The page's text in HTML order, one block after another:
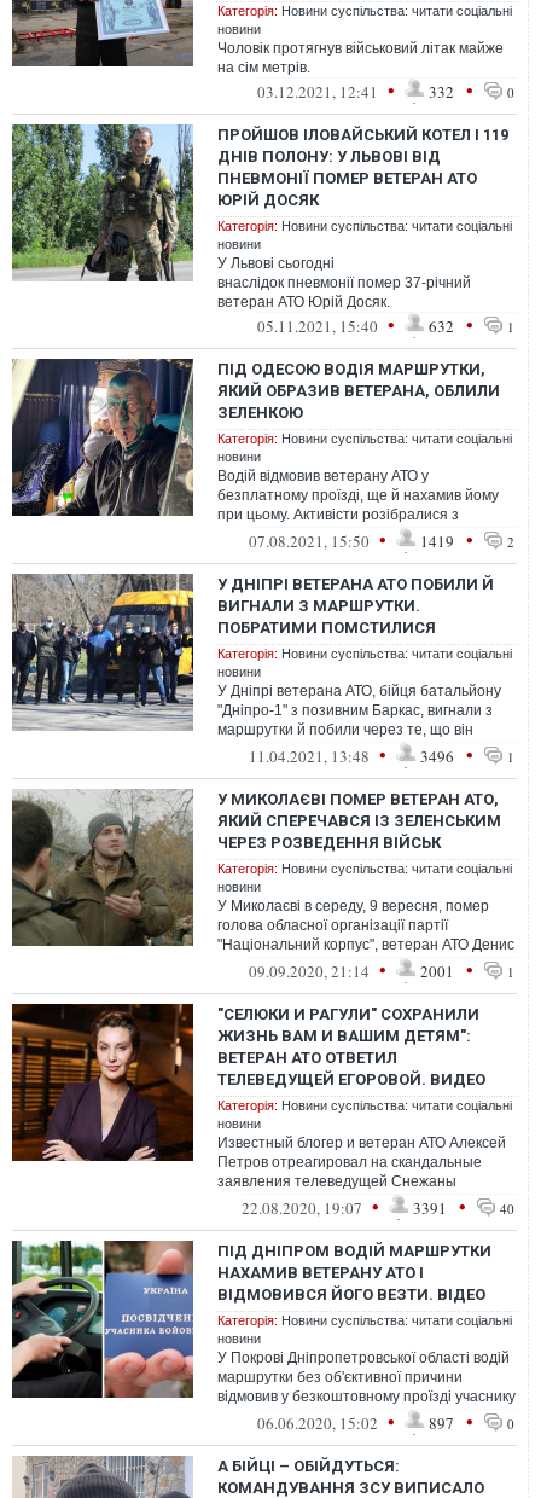
Категорія: Новини суспільства: читати соціальні
новини
Чоловік протягнув військовий літак майже
на сім метрів.
03.12.2021, 12:41 • 332 • 0
ПРОЙШОВ ІЛОВАЙСЬКИЙ КОТЕЛ І 119
ДНІВ ПОЛОНУ: У ЛЬВОВІ ВІД
ПНЕВМОНІЇ ПОМЕР ВЕТЕРАН АТО
ЮРІЙ ДОСЯК
Категорія: Новини суспільства: читати соціальні
новини
У Львові сьогодні
внаслідок пневмонії помер 37-річний
ветеран АТО Юрій Досяк.
05.11.2021, 15:40 • 632 • 1
ПІД ОДЕСОЮ ВОДІЯ МАРШРУТКИ,
ЯКИЙ ОБРАЗИВ ВЕТЕРАНА, ОБЛИЛИ
ЗЕЛЕНКОЮ
Категорія: Новини суспільства: читати соціальні
новини
Водій відмовив ветерану АТО у
безплатному проїзді, ще й нахамив йому
при цьому. Активісти розібралися з
маршрутником
07.08.2021, 15:50 • 1419 • 2
У ДНІПРІ ВЕТЕРАНА АТО ПОБИЛИ Й
ВИГНАЛИ З МАРШРУТКИ.
ПОБРАТИМИ ПОМСТИЛИСЯ
Категорія: Новини суспільства: читати соціальні
новини
У Дніпрі ветерана АТО, бійця батальйону
"Дніпро-1" з позивним Баркас, вигнали з
маршрутки й побили через те, що він
нібито хотів скористатися правом п...
11.04.2021, 13:48 • 3496 • 1
У МИКОЛАЄВІ ПОМЕР ВЕТЕРАН АТО,
ЯКИЙ СПЕРЕЧАВСЯ ІЗ ЗЕЛЕНСЬКИМ
ЧЕРЕЗ РОЗВЕДЕННЯ ВІЙСЬК
Категорія: Новини суспільства: читати соціальні
новини
У Миколаєві в середу, 9 вересня, помер
голова обласної організації партії
"Національний корпус", ветеран АТО Денис
Янтар.09.09.2020, 21:14 • 2001 • 1
"СЕЛЮКИ И РАГУЛИ" СОХРАНИЛИ
ЖИЗНЬ ВАМ И ВАШИМ ДЕТЯМ":
ВЕТЕРАН АТО ОТВЕТИЛ
ТЕЛЕВЕДУЩЕЙ ЕГОРОВОЙ. ВИДЕО
Категорія: Новини суспільства: читати соціальні
новини
Известный блогер и ветеран АТО Алексей
Петров отреагировал на скандальные
заявления телеведущей Снежаны
Егоровой об украинских бойцах, воюющих
22.08.2020, 19:07 • 3391 • 40
ПІД ДНІПРОМ ВОДІЙ МАРШРУТКИ
НАХАМИВ ВЕТЕРАНУ АТО І
ВІДМОВИВСЯ ЙОГО ВЕЗТИ. ВІДЕО
Категорія: Новини суспільства: читати соціальні
новини
У Покрові Дніпропетровської області водій
маршрутки без об'єктивної причини
відмовив у безкоштовному проїзді учаснику
бойових дій при наявності пільги...
06.06.2020, 15:02 • 897 • 0
А БІЙЦІ – ОБІЙДУТЬСЯ:
КОМАНДУВАННЯ ЗСУ ВИПИСАЛО